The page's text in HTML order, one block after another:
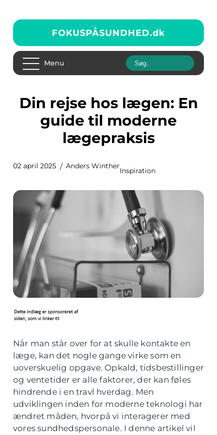
FOKUSPÅSUNDHED.dk
Menu
Din rejse hos lægen: En
guide til moderne
lægepraksis
02 april 2025 Anders Winther
Inspiration
Når man står over for at skulle kontakte en
læge, kan det nogle gange virke som en
uoverskuelig opgave. Opkald, tidsbestillinger
og ventetider er alle faktorer, der kan føles
hindrende i en travl hverdag. Men
udviklingen inden for moderne teknologi har
ændret måden, hvorpå vi interagerer med
vores sundhedspersonale. I denne artikel vil